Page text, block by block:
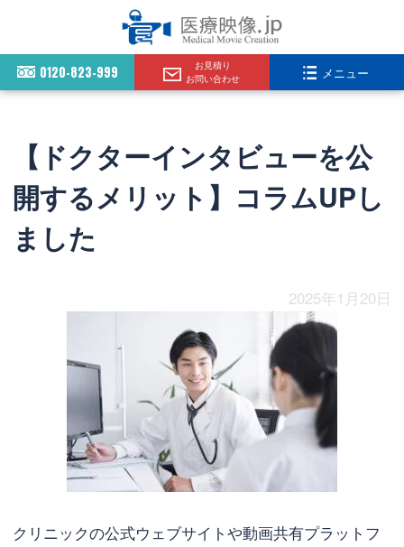
0120-823-999
お見積り
お問い合わせ
メニュー
【ドクターインタビューを公
開するメリット】コラムUPし
ました
2025年1月20日
クリニックの公式ウェブサイトや動画共有プラットフ